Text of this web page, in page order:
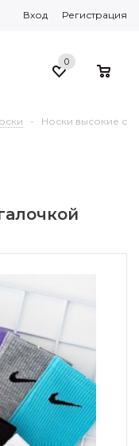
Вход Регистрация
0
-
Носки высокие с